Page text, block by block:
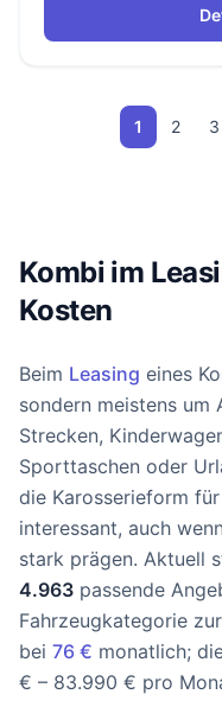
1 2 3
Kombi im
Kosten
Beim Leasing eines
sondern meistens um
Strecken,
Sporttaschen oder
die Karosserieform
interessant, auch
stark prägen. Aktuell
4.963 passende
Fahrzeugkategorie
bei 76 € monatlich;
€ – 83.990 € pro